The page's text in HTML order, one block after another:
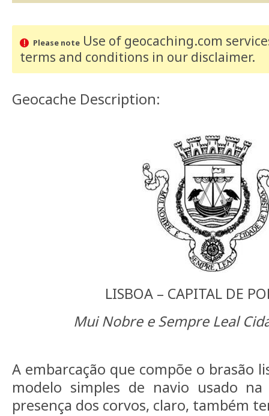
Please noteUse of geocaching.com
terms and conditions in our disclaimer.
Geocache Description:
LISBOA – CAPITAL DE
Mui Nobre e Sempre Leal
A embarcação que compõe o brasão
modelo simples de navio usado
presença dos corvos, claro, também